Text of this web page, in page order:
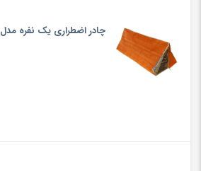
چادر اضطراری یک نفره مدل Tube 2